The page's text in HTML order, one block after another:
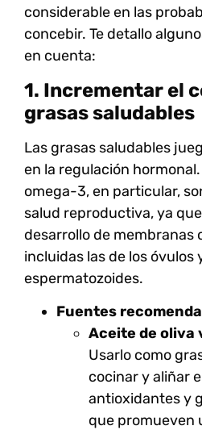
considerable en las
concebir. Te detallo
en cuenta:
1. Incrementar el
grasas saludables
Las grasas saludables
en la regulación
omega-3, en particular,
salud reproductiva, ya
desarrollo de membranas
incluidas las de los óvulos
espermatozoides.
Fuentes
Aceite de oliva
Usarlo como
cocinar y aliñar
antioxidantes y
que promueven